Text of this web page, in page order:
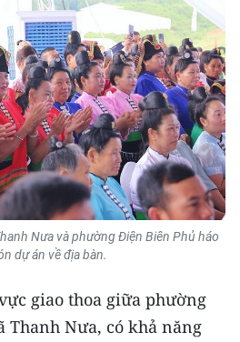
Nưa và phường Điện Biên Phủ háo
dự án về địa bàn.
giao thoa giữa phường
Thanh Nưa, có khả năng